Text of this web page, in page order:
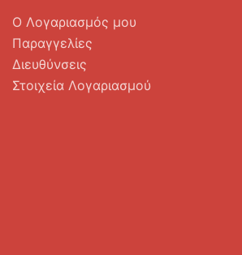
Ο Λογαριασμός μου
Παραγγελίες
Διευθύνσεις
Στοιχεία Λογαριασμού